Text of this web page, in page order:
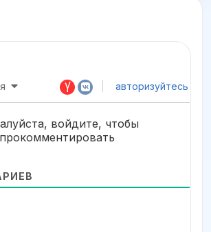
авторизуйтесь
войдите, чтобы
прокомментировать